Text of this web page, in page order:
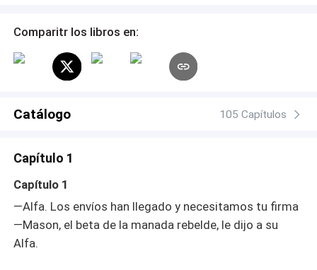
matando y reduciendo todo a cenizas, hasta que escuchó
devastado al descubrirla y no pudo aceptar la situación.
Decidió que enviarla fuera del país era la mejor opción.
al lugar que una vez llamó hogar, pero eso solo marcaba
desatarse cuando descubrió la verdad: todo lo que sabía
marcado por mentiras y un dolor indescriptible que
amenaza con separarlos. ¿Cuánto podrá soportar por
amor, o será capaz de amar al asesino de su padre?
Comparitr los libros en:
Catálogo 105 Capítulos
Capítulo 1
Capítulo 1
—Alfa. Los envíos han llegado y necesitamos tu firma
—Mason, el beta de la manada rebelde, le dijo a su
Alfa.